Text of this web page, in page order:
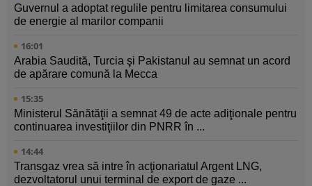
Guvernul a adoptat regulile pentru limitarea consumului
de energie al marilor companii
16:01
Arabia Saudită, Turcia şi Pakistanul au semnat un acord
de apărare comună la Mecca
15:35
Ministerul Sănătăţii a semnat 49 de acte adiţionale pentru
continuarea investiţiilor din PNRR în ...
14:44
Transgaz vrea să intre în acţionariatul Argent LNG,
dezvoltatorul unui terminal de export de gaze ...